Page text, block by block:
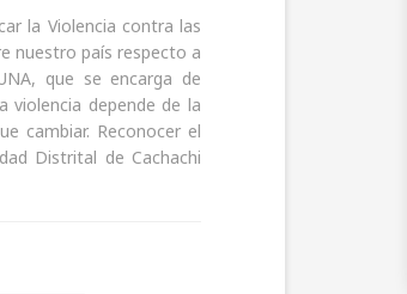
la Violencia contra las
nuestro país respecto a
que se encarga de
violencia depende de la
cambiar. Reconocer el
Distrital de Cachachi